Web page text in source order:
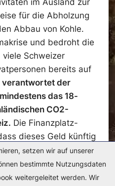
im Ausland zur
für die Abholzung
Abbau von Kohle.
und bedroht die
Schweizer
bereits auf
verantwortet der
das 18-
CO2-
Die Finanzplatz-
dieses Geld künftig
und
setzen wir auf unserer
bestimmte Nutzungsdaten
weitergeleitet werden. Wir